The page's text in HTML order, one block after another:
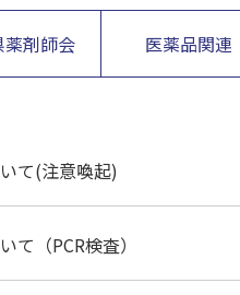
薬剤師会 医薬品関連
て(注意喚起)
て（PCR検査）